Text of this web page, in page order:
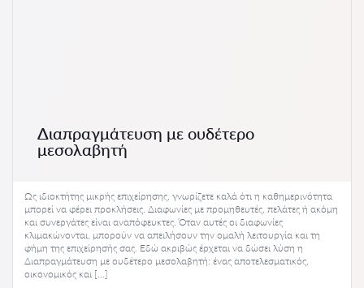
Διαπραγμάτευση με ουδέτερο
μεσολαβητή
Ως ιδιοκτήτης μικρής επιχείρησης, γνωρίζετε καλά ότι η καθημερινότητα
μπορεί να φέρει προκλήσεις. Διαφωνίες με προμηθευτές, πελάτες ή ακόμη
και συνεργάτες είναι αναπόφευκτες. Όταν αυτές οι διαφωνίες
κλιμακώνονται, μπορούν να απειλήσουν την ομαλή λειτουργία και τη
φήμη της επιχείρησής σας. Εδώ ακριβώς έρχεται να δώσει λύση η
Διαπραγμάτευση με ουδέτερο μεσολαβητή: ένας αποτελεσματικός,
οικονομικός και […]